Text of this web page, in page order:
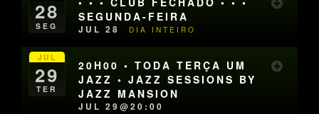
28
SEG
SEGUNDA-FEIRA
JUL 28 DIA INTEIRO
JUL
29
TER
20H00 • TODA TERÇA UM
JAZZ • JAZZ SESSIONS BY
JAZZ MANSION
JUL 29@20:00